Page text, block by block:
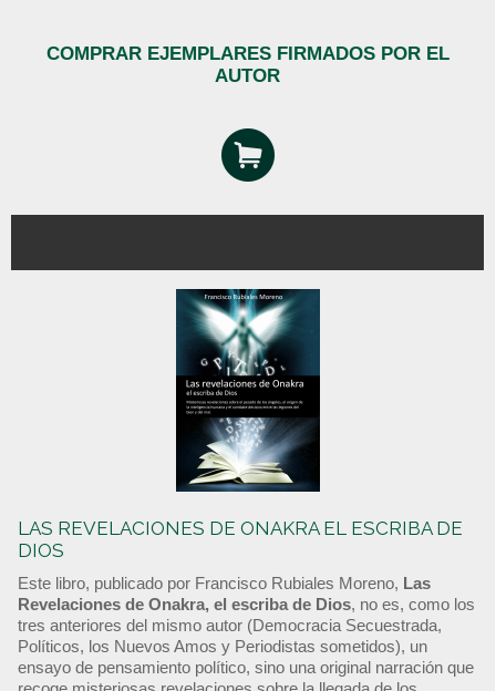
COMPRAR EJEMPLARES FIRMADOS POR EL
AUTOR
LAS REVELACIONES DE ONAKRA EL ESCRIBA DE
DIOS
Este libro, publicado por Francisco Rubiales Moreno, Las
Revelaciones de Onakra, el escriba de Dios, no es, como los
tres anteriores del mismo autor (Democracia Secuestrada,
Políticos, los Nuevos Amos y Periodistas sometidos), un
ensayo de pensamiento político, sino una original narración que